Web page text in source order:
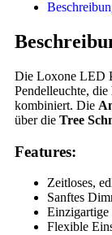
Die Loxone LED
Pendelleuchte, die
kombiniert. Die
über die Tree
Features:
Zeitloses,
Sanftes
Flexible